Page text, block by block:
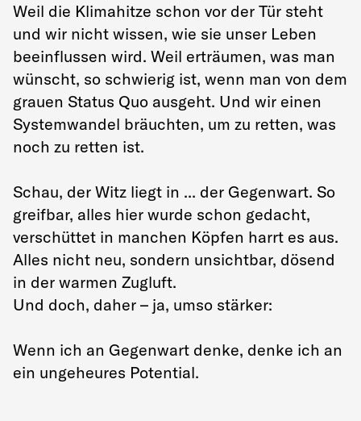
Weil die Klimahitze schon vor der Tür steht
und wir nicht wissen, wie sie unser Leben
beeinflussen wird. Weil erträumen, was man
wünscht, so schwierig ist, wenn man von dem
grauen Status Quo ausgeht. Und wir einen
Systemwandel bräuchten, um zu retten, was
noch zu retten ist.
Schau, der Witz liegt in ... der Gegenwart. So
greifbar, alles hier wurde schon gedacht,
verschüttet in manchen Köpfen harrt es aus.
Alles nicht neu, sondern unsichtbar, dösend
in der warmen Zugluft.
Und doch, daher – ja, umso stärker:
Wenn ich an Gegenwart denke, denke ich an
ein ungeheures Potential.